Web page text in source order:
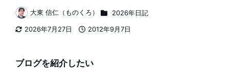
2026年7月27日
2012年9月7日
著
者
大東 信仁（ものくろ） カテゴリー
2026年日記
ブログを紹介したい